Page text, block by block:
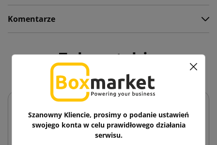
Komentarze
Zobacz także
Szanowny Kliencie, prosimy o podanie ustawień
swojego konta w celu prawidłowego działania
serwisu.